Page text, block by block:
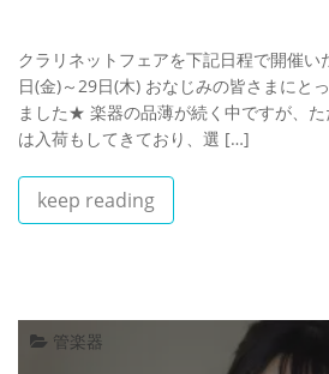
クラリネットフェアを下記日程で開催
日(金)～29日(木) おなじみの皆さまにと
ました★ 楽器の品薄が続く中ですが、
は入荷もしてきており、選 […]
keep reading
管楽器